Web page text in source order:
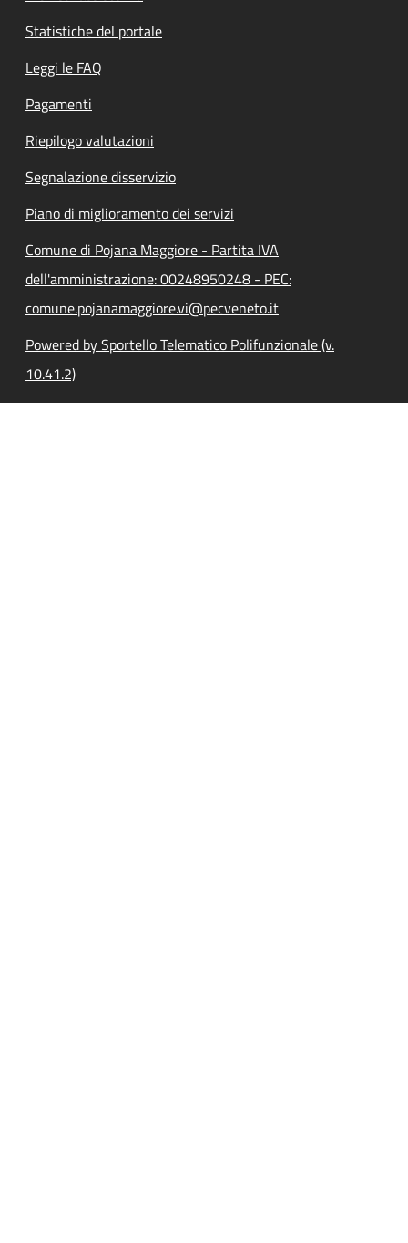
Statistiche del portale
Leggi le FAQ
Pagamenti
Riepilogo valutazioni
Segnalazione disservizio
Piano di miglioramento dei servizi
Comune di Pojana Maggiore - Partita IVA
dell'amministrazione: 00248950248 - PEC:
comune.pojanamaggiore.vi@pecveneto.it
Powered by Sportello Telematico Polifunzionale (v.
10.41.2)